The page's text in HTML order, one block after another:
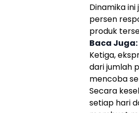
Dinamika
persen
produk
Baca Juga:
Ketiga,
dari jumlah
mencoba
Secara
setiap hari